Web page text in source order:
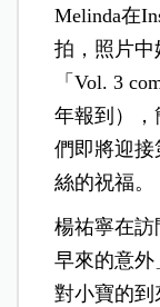
Melinda在
拍，照片中
「Vol. 3
年報到）
們即將迎
絲的祝福。
楊祐寧在訪
早來的意
對小寶的到